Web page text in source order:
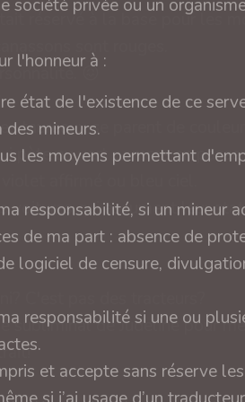
réservé à la base pour les
sont rouges.
😖
taureaux se parent de
pète au vert pomme en
violet affirmé ou bleu ciel.
voitures qui assument leur
C'est pas des tracteurs?
subliminal de Judeline pour
société privée ou un
l'honneur à :
état de l'existence de ce
des mineurs.
les moyens permettant
responsabilité, si un mineur
de ma part : absence de
logiciel de censure,
responsabilité si une ou
et accepte sans réserve